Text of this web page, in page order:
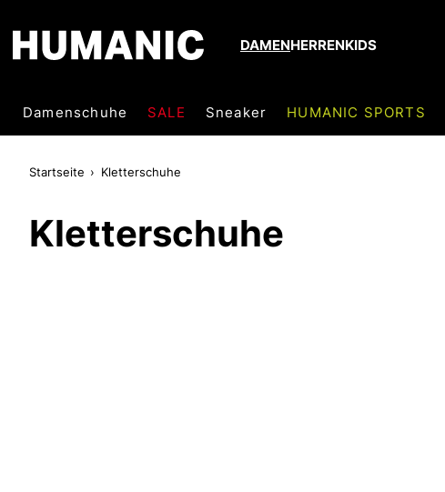
DAMENHERRENKIDS
Damenschuhe SALE Sneaker HUMANIC SPORTS
Startseite Kletterschuhe
Kletterschuhe